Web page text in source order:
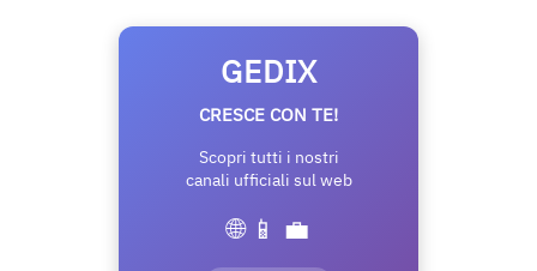
GEDIX
CRESCE CON TE!
Scopri tutti i nostri
canali ufficiali sul web
🌐 📱 💼